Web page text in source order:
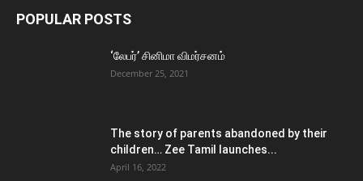
POPULAR POSTS
‘லேபர்’ சினிமா விமர்சனம்
December 25, 2021
The story of parents abandoned by their
children… Zee Tamil launches...
April 16, 2022